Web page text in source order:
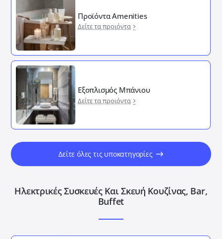
Προϊόντα Amenities
Δείτε τα προιόντα
Εξοπλισμός Μπάνιου
Δείτε τα προιόντα
Δείτε όλες τις υποκατηγορίες
Ηλεκτρικές Συσκευές Και Σκευή Κουζίνας, Bar,
Buffet